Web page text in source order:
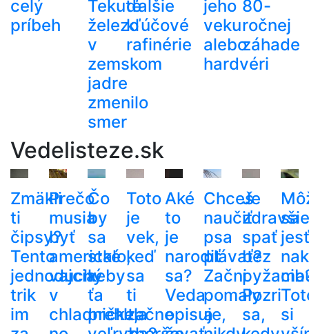
celý
príbeh
Tekuté
železo
v
zemskom
jadre
zmenilo
smer
ďalšie
kľúčové
rafinérie
jeho
veku
alebo
hardvéri
80-
ročnej
záhade
Vedelisteze.sk
Zmäkli
ti
čipsy?
Tento
jednoduchý
trik
im
Prečo
musia
byť
americké
vajcia
v
chladničke,
Čo
by
sa
stalo,
keby
ťa
prehltla
Toto
je
vek,
keď
sa
ti
začne
Aké
to
je
narodiť
sa?
Veda
opisuje,
Chceš
naučiť
psa
plávať?
Začni
pomaly
a
Je
zdravšie
spať
bez
Pozri
sa,
sa
jesť
si